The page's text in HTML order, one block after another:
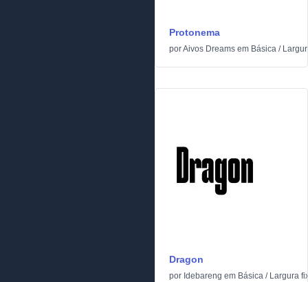
Protonema
porAivos Dreams em Básica /
Dragon
por Idebareng em Básica / Largura